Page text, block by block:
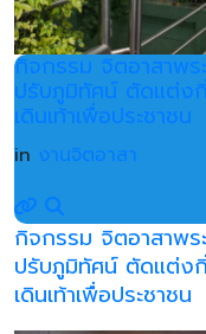
กิจกรรม จิตอาสาพร
ปรับภูมิทัศน์ ตัดแต่ง
เดินเท้าเพื่อประชาชน
in งานจิตอาสา
กิจกรรม จิตอาสาพร
ปรับภูมิทัศน์ ตัดแต่ง
เดินเท้าเพื่อประชาชน